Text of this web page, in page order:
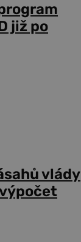
již po
vlády